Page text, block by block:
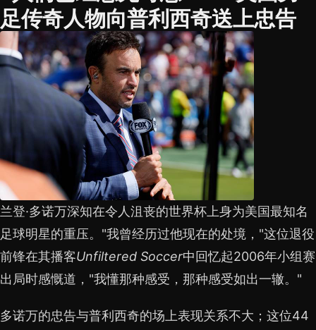
足传奇人物向普利西奇送上忠告
兰登·多诺万深知在令人沮丧的世界杯上身为美国最知名
足球明星的重压。"我曾经历过他现在的处境，"这位退役
前锋在其播客Unfiltered Soccer中回忆起2006年小组赛
出局时感慨道，"我懂那种感受，那种感受如出一辙。"
多诺万的忠告与普利西奇的场上表现关系不大；这位44